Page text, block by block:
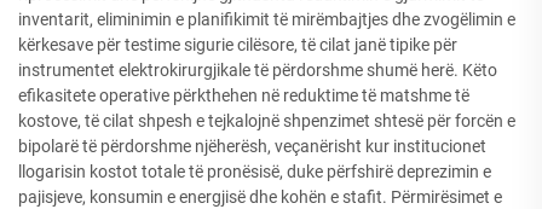
inventarit, eliminimin e planifikimit të mirëmbajtjes dhe zvogëlimin e
kërkesave për testime sigurie cilësore, të cilat janë tipike për
instrumentet elektrokirurgjikale të përdorshme shumë herë. Këto
efikasitete operative përkthehen në reduktime të matshme të
kostove, të cilat shpesh e tejkalojnë shpenzimet shtesë për forcën e
bipolarë të përdorshme njëherësh, veçanërisht kur institucionet
llogarisin kostot totale të pronësisë, duke përfshirë deprezimin e
pajisjeve, konsumin e energjisë dhe kohën e stafit. Përmirësimet e